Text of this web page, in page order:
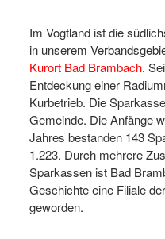
Im Vogtland ist die
in unserem
Kurort Bad Brambach.
Entdeckung einer
Kurbetrieb. Die
Gemeinde. Die Anfänge
Jahres bestanden 143
1.223. Durch mehrere
Sparkassen ist Bad
Geschichte eine Filiale
geworden.